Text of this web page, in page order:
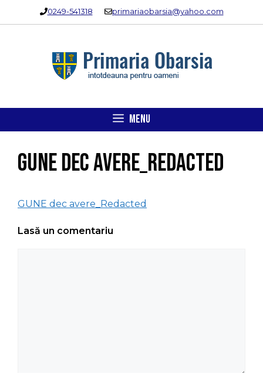
0249-541318 primariaobarsia@yahoo.com
MENU
GUNE dec avere_Redacted
GUNE dec avere_Redacted
Lasă un comentariu